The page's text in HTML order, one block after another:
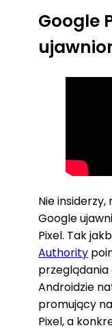
Google
Nie
Google
Pixel. Tak
Authority
przeglądania
Androidzie
promujący
Pixel, a